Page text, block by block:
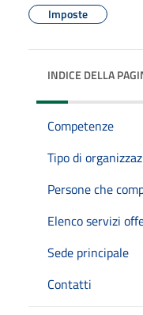
Imposte
INDICE DELLA
Competenze
Tipo di
Persone che
Elenco servizi
Sede principale
Contatti